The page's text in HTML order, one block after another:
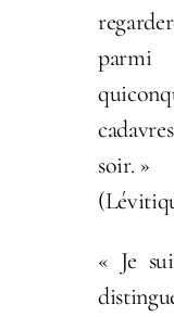
soir. »
« Je